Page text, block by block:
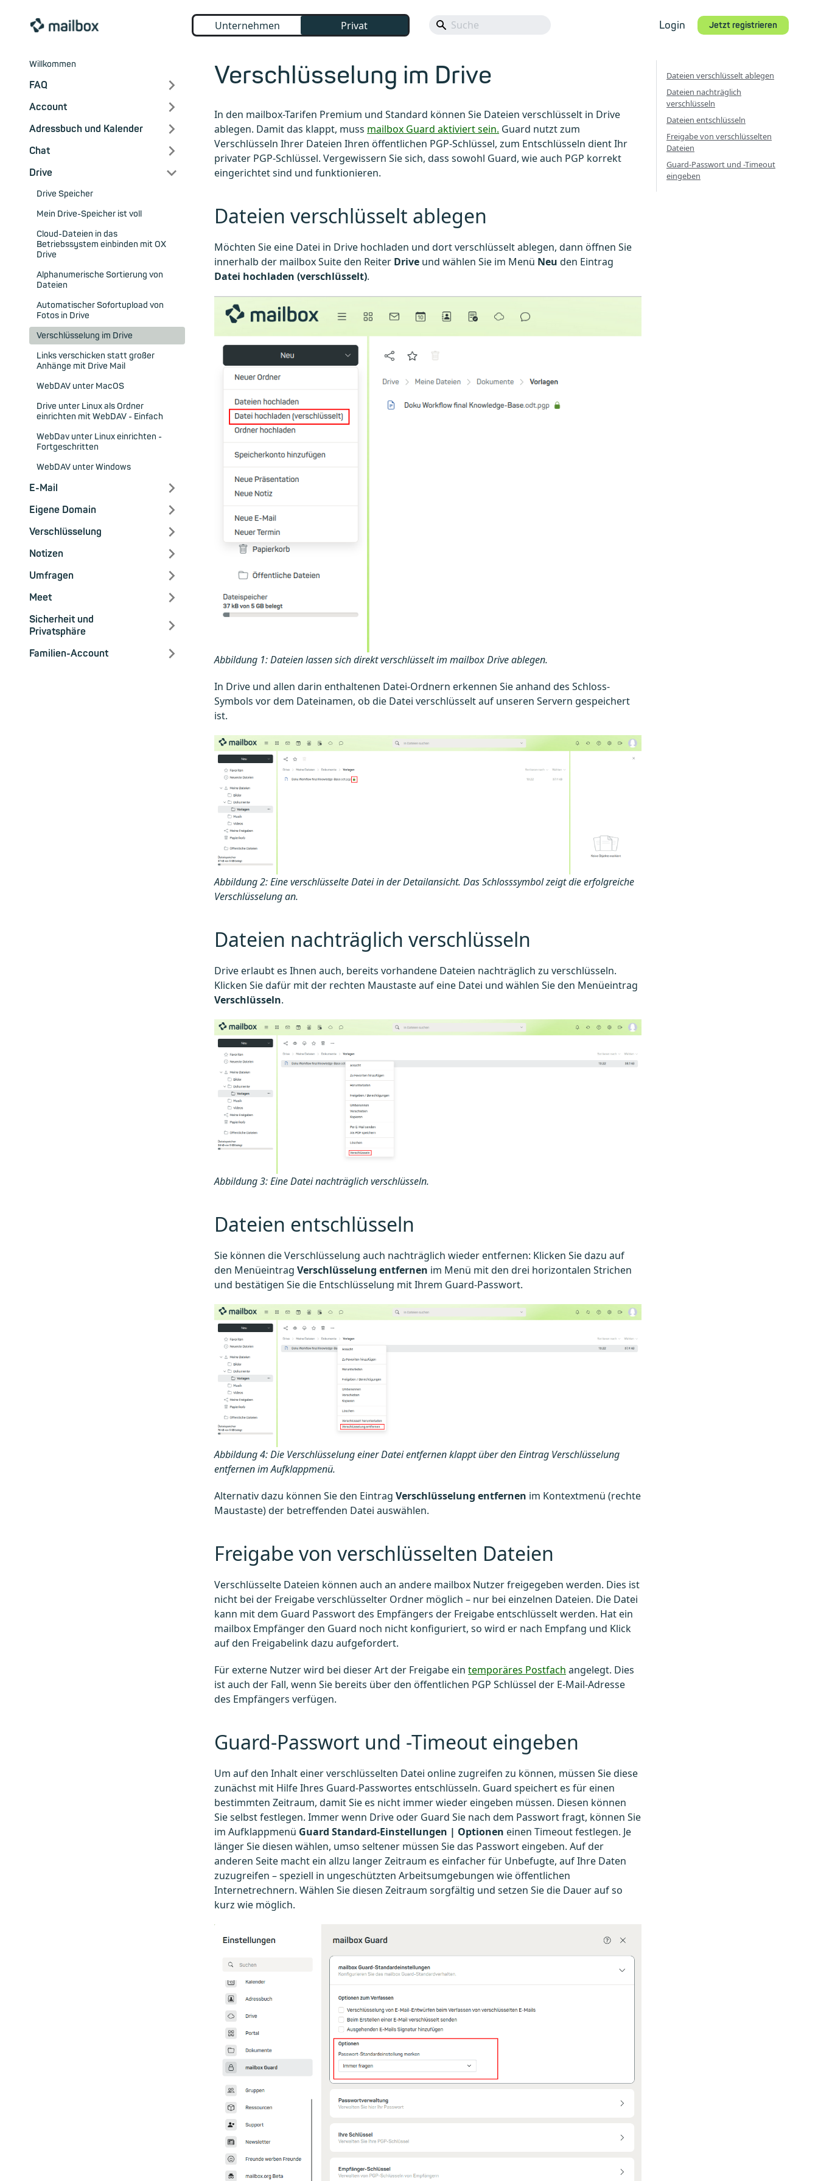
Unternehmen Privat Login Jetzt registrieren
Willkommen
FAQ
Account
Adressbuch und Kalender
Chat
Drive
Drive Speicher
Mein Drive-Speicher ist voll
Cloud-Dateien in das
Betriebssystem einbinden mit OX
Drive
Alphanumerische Sortierung von
Dateien
Automatischer Sofortupload von
Fotos in Drive
Verschlüsselung im Drive
Links verschicken statt großer
Anhänge mit Drive Mail
WebDAV unter MacOS
Drive unter Linux als Ordner
einrichten mit WebDAV - Einfach
WebDav unter Linux einrichten -
Fortgeschritten
WebDAV unter Windows
E-Mail
Eigene Domain
Verschlüsselung
Notizen
Umfragen
Meet
Sicherheit und
Privatsphäre
Familien-Account
Verschlüsselung im Drive
In den mailbox-Tarifen Premium und Standard können Sie Dateien verschlüsselt in Drive
ablegen. Damit das klappt, muss mailbox Guard aktiviert sein. Guard nutzt zum
Verschlüsseln Ihrer Dateien Ihren öffentlichen PGP-Schlüssel, zum Entschlüsseln dient Ihr
privater PGP-Schlüssel. Vergewissern Sie sich, dass sowohl Guard, wie auch PGP korrekt
eingerichtet sind und funktionieren.
Dateien verschlüsselt ablegen
Möchten Sie eine Datei in Drive hochladen und dort verschlüsselt ablegen, dann öffnen Sie
innerhalb der mailbox Suite den Reiter Drive und wählen Sie im Menü Neu den Eintrag
Datei hochladen (verschlüsselt).
Abbildung 1: Dateien lassen sich direkt verschlüsselt im mailbox Drive ablegen.
In Drive und allen darin enthaltenen Datei-Ordnern erkennen Sie anhand des Schloss-
Symbols vor dem Dateinamen, ob die Datei verschlüsselt auf unseren Servern gespeichert
ist.
Abbildung 2: Eine verschlüsselte Datei in der Detailansicht. Das Schlosssymbol zeigt die erfolgreiche
Verschlüsselung an.
Dateien nachträglich verschlüsseln
Drive erlaubt es Ihnen auch, bereits vorhandene Dateien nachträglich zu verschlüsseln.
Klicken Sie dafür mit der rechten Maustaste auf eine Datei und wählen Sie den Menüeintrag
Verschlüsseln.
Abbildung 3: Eine Datei nachträglich verschlüsseln.
Dateien entschlüsseln
Sie können die Verschlüsselung auch nachträglich wieder entfernen: Klicken Sie dazu auf
den Menüeintrag Verschlüsselung entfernen im Menü mit den drei horizontalen Strichen
und bestätigen Sie die Entschlüsselung mit Ihrem Guard-Passwort.
Abbildung 4: Die Verschlüsselung einer Datei entfernen klappt über den Eintrag Verschlüsselung
entfernen im Aufklappmenü.
Alternativ dazu können Sie den Eintrag Verschlüsselung entfernen im Kontextmenü (rechte
Maustaste) der betreffenden Datei auswählen.
Freigabe von verschlüsselten Dateien
Verschlüsselte Dateien können auch an andere mailbox Nutzer freigegeben werden. Dies ist
nicht bei der Freigabe verschlüsselter Ordner möglich – nur bei einzelnen Dateien. Die Datei
kann mit dem Guard Passwort des Empfängers der Freigabe entschlüsselt werden. Hat ein
mailbox Empfänger den Guard noch nicht konfiguriert, so wird er nach Empfang und Klick
auf den Freigabelink dazu aufgefordert.
Für externe Nutzer wird bei dieser Art der Freigabe ein temporäres Postfach angelegt. Dies
ist auch der Fall, wenn Sie bereits über den öffentlichen PGP Schlüssel der E-Mail-Adresse
des Empfängers verfügen.
Guard-Passwort und -Timeout eingeben
Um auf den Inhalt einer verschlüsselten Datei online zugreifen zu können, müssen Sie diese
zunächst mit Hilfe Ihres Guard-Passwortes entschlüsseln. Guard speichert es für einen
bestimmten Zeitraum, damit Sie es nicht immer wieder eingeben müssen. Diesen können
Sie selbst festlegen. Immer wenn Drive oder Guard Sie nach dem Passwort fragt, können Sie
im Aufklappmenü Guard Standard-Einstellungen | Optionen einen Timeout festlegen. Je
länger Sie diesen wählen, umso seltener müssen Sie das Passwort eingeben. Auf der
anderen Seite macht ein allzu langer Zeitraum es einfacher für Unbefugte, auf Ihre Daten
zuzugreifen – speziell in ungeschützten Arbeitsumgebungen wie öffentlichen
Internetrechnern. Wählen Sie diesen Zeitraum sorgfältig und setzen Sie die Dauer auf so
kurz wie möglich.
Dateien verschlüsselt ablegen
Dateien nachträglich
verschlüsseln
Dateien entschlüsseln
Freigabe von verschlüsselten
Dateien
Guard-Passwort und -Timeout
eingeben